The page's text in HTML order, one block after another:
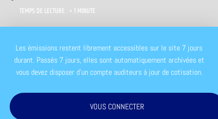
TEMPS DE LECTURE : < 1 MINUTE
Les émissions restent librement accessibles sur le site 7 jours
durant. Passés 7 jours, elles sont automatiquement archivées et
vous devez disposer d'un compte auditeurs à jour de cotisation.
VOUS CONNECTER